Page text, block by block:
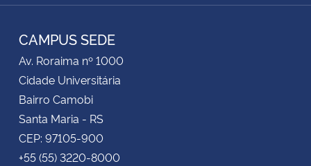
Instagram
Facebook
Twitter
YouTube
LinkedIn
RSS
CAMPUS SEDE
Av. Roraima nº 1000
Cidade Universitária
Bairro Camobi
Santa Maria - RS
CEP: 97105-900
+55 (55) 3220-8000